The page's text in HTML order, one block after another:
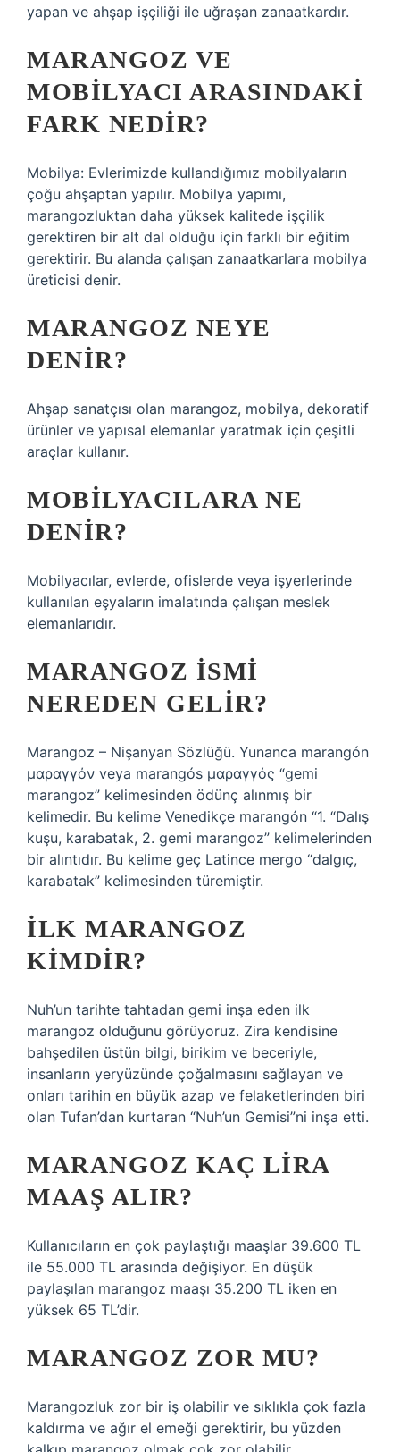
yapan ve ahşap işçiliği ile uğraşan zanaatkardır.
MARANGOZ VE
MOBILYACI ARASINDAKI
FARK NEDIR?
Mobilya: Evlerimizde kullandığımız mobilyaların
çoğu ahşaptan yapılır. Mobilya yapımı,
marangozluktan daha yüksek kalitede işçilik
gerektiren bir alt dal olduğu için farklı bir eğitim
gerektirir. Bu alanda çalışan zanaatkarlara mobilya
üreticisi denir.
MARANGOZ NEYE
DENIR?
Ahşap sanatçısı olan marangoz, mobilya, dekoratif
ürünler ve yapısal elemanlar yaratmak için çeşitli
araçlar kullanır.
MOBILYACILARA NE
DENIR?
Mobilyacılar, evlerde, ofislerde veya işyerlerinde
kullanılan eşyaların imalatında çalışan meslek
elemanlarıdır.
MARANGOZ ISMI
NEREDEN GELIR?
Marangoz – Nişanyan Sözlüğü. Yunanca marangón
μαραγγόν veya marangós μαραγγός “gemi
marangoz” kelimesinden ödünç alınmış bir
kelimedir. Bu kelime Venedikçe marangón “1. “Dalış
kuşu, karabatak, 2. gemi marangoz” kelimelerinden
bir alıntıdır. Bu kelime geç Latince mergo “dalgıç,
karabatak” kelimesinden türemiştir.
İLK MARANGOZ
KIMDIR?
Nuh’un tarihte tahtadan gemi inşa eden ilk
marangoz olduğunu görüyoruz. Zira kendisine
bahşedilen üstün bilgi, birikim ve beceriyle,
insanların yeryüzünde çoğalmasını sağlayan ve
onları tarihin en büyük azap ve felaketlerinden biri
olan Tufan’dan kurtaran “Nuh’un Gemisi”ni inşa etti.
MARANGOZ KAÇ LIRA
MAAŞ ALIR?
Kullanıcıların en çok paylaştığı maaşlar 39.600 TL
ile 55.000 TL arasında değişiyor. En düşük
paylaşılan marangoz maaşı 35.200 TL iken en
yüksek 65 TL’dir.
MARANGOZ ZOR MU?
Marangozluk zor bir iş olabilir ve sıklıkla çok fazla
kaldırma ve ağır el emeği gerektirir, bu yüzden